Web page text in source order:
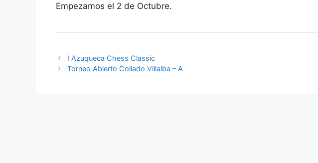
Empezamos el 2 de Octubre.
I Azuqueca Chess Classic
Torneo Abierto Collado Villalba – A